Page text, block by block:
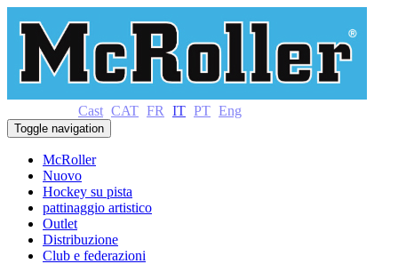
Cast CAT FR IT PT Eng
Toggle navigation
McRoller
Nuovo
Hockey su pista
pattinaggio artistico
Outlet
Distribuzione
Club e federazioni